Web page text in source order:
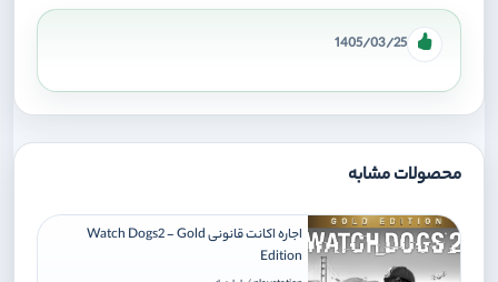
1405/03/25
محصولات مشابه
اجاره اکانت قانونی Watch Dogs2 - Gold
Edition